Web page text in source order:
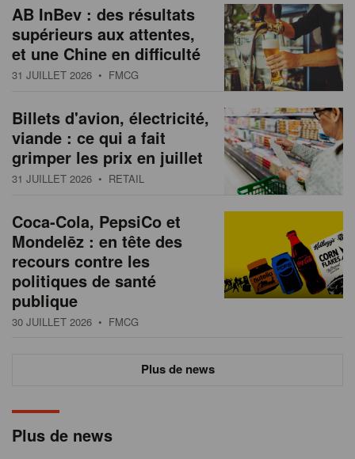
Plus de news
AB InBev : des résultats
supérieurs aux attentes,
et une Chine en difficulté
31 JUILLET 2026 • FMCG
Billets d'avion, électricité,
viande : ce qui a fait
grimper les prix en juillet
31 JUILLET 2026 • RETAIL
Coca-Cola, PepsiCo et
Mondelēz : en tête des
recours contre les
politiques de santé
publique
30 JUILLET 2026 • FMCG
Plus de news